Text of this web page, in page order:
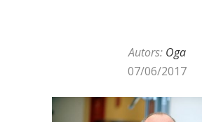
Autors: Oga
07/06/2017